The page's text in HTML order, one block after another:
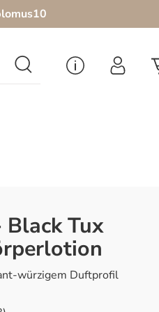
Tux
würzigem Duftprofil